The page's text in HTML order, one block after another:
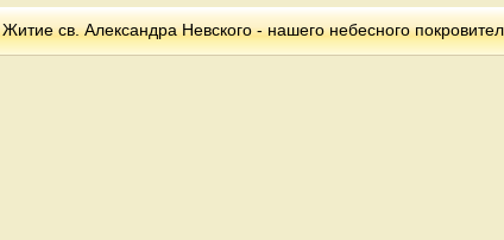
Житие св. Александра Невского - нашего небесного